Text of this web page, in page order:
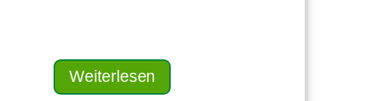
Weiterlesen